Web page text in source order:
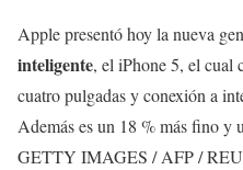
Apple presentó hoy la nueva
inteligente, el iPhone 5, el cual
cuatro pulgadas y conexión a
Además es un 18 % más fino y
GETTY IMAGES / AFP /